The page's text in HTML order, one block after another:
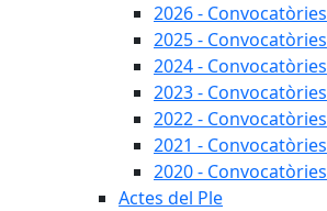
2026 - Convocatòries
2025 - Convocatòries
2024 - Convocatòries
2023 - Convocatòries
2022 - Convocatòries
2021 - Convocatòries
2020 - Convocatòries
Actes del Ple